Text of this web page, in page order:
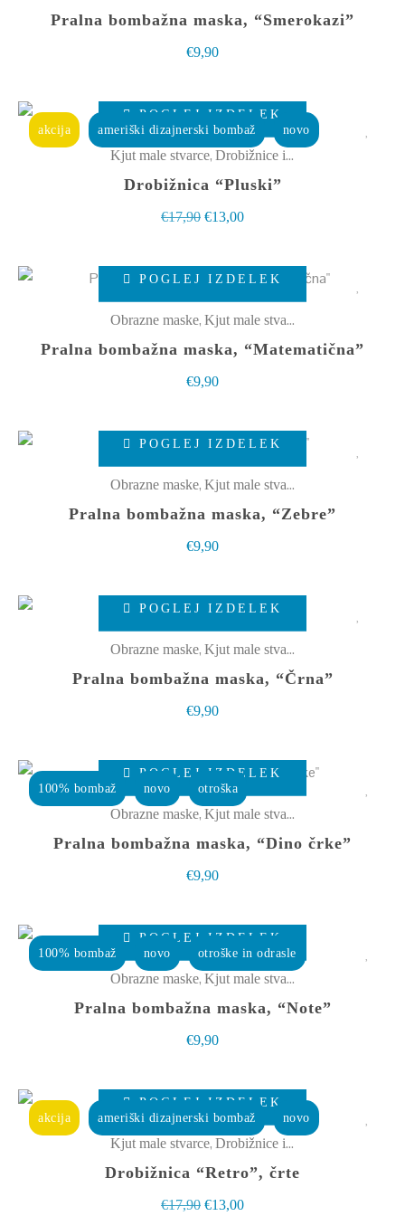
več
izberete
na
Pralna bombažna maska, “Smerokazi”
€9,90
akcija ameriški dizajnerski bombaž novo
POGLEJ IZDELEK
Ta
izdelek
ima
izberete
na
izdelka
Kjut male stvarce, Drobižnice in toaletke
Drobižnica “Pluski”
€17,90 Izvirna
je
€17,90.
€13,00Trenutna
je:
POGLEJ IZDELEK
Ta
več
izberete
na
izdelka
Obrazne maske, Kjut male stvarce
Pralna bombažna maska, “Matematična”
€9,90
POGLEJ IZDELEK
Ta
več
na
izdelka
Obrazne maske, Kjut male stvarce
Pralna bombažna maska, “Zebre”
€9,90
POGLEJ IZDELEK
Ta
več
izberete
na
izdelka
Obrazne maske, Kjut male stvarce
Pralna bombažna maska, “Črna”
€9,90
100% bombaž novo otroška
POGLEJ IZDELEK
Ta
več
na
izdelka
Obrazne maske, Kjut male stvarce
Pralna bombažna maska, “Dino črke”
€9,90
100% bombaž novo otroške in odrasle
POGLEJ IZDELEK
Ta
več
izberete
na
Obrazne maske, Kjut male stvarce
Pralna bombažna maska, “Note”
€9,90
akcija ameriški dizajnerski bombaž novo
POGLEJ IZDELEK
Ta
izdelek
ima
Kjut male stvarce, Drobižnice in toaletke
Drobižnica “Retro”, črte
€17,90 Izvirna
€13,00Trenutna